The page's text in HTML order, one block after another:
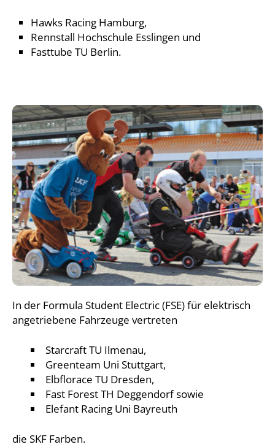
Hawks Racing Hamburg,
Rennstall Hochschule Esslingen und
Fasttube TU Berlin.
In der Formula Student Electric (FSE) für elektrisch
angetriebene Fahrzeuge vertreten
Starcraft TU Ilmenau,
Greenteam Uni Stuttgart,
Elbflorace TU Dresden,
Fast Forest TH Deggendorf sowie
Elefant Racing Uni Bayreuth
die SKF Farben.